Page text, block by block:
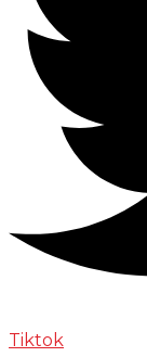
Tiktok